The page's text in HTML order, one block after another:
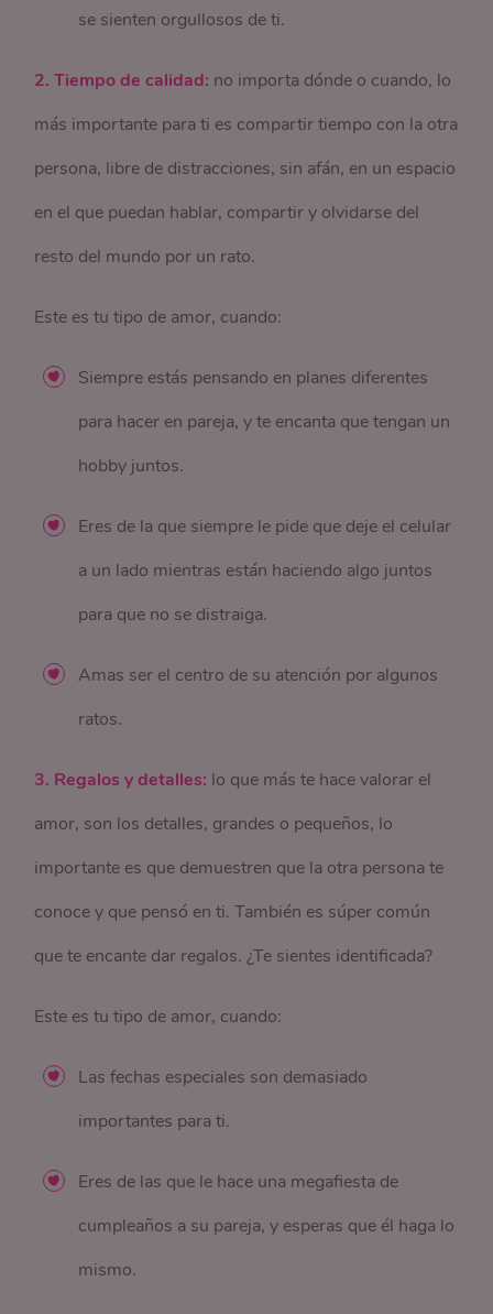
se sienten orgullosos de ti.
2. Tiempo de calidad: no importa dónde o cuando, lo
más importante para ti es compartir tiempo con la otra
persona, libre de distracciones, sin afán, en un espacio
en el que puedan hablar, compartir y olvidarse del
resto del mundo por un rato.
Este es tu tipo de amor, cuando:
Siempre estás pensando en planes diferentes
para hacer en pareja, y te encanta que tengan un
hobby juntos.
Eres de la que siempre le pide que deje el celular
a un lado mientras están haciendo algo juntos
para que no se distraiga.
Amas ser el centro de su atención por algunos
ratos.
3. Regalos y detalles: lo que más te hace valorar el
amor, son los detalles, grandes o pequeños, lo
importante es que demuestren que la otra persona te
conoce y que pensó en ti. También es súper común
que te encante dar regalos. ¿Te sientes identificada?
Este es tu tipo de amor, cuando:
Las fechas especiales son demasiado
importantes para ti.
Eres de las que le hace una megafiesta de
cumpleaños a su pareja, y esperas que él haga lo
mismo.